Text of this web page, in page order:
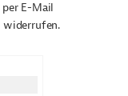
E-Mail
widerrufen.